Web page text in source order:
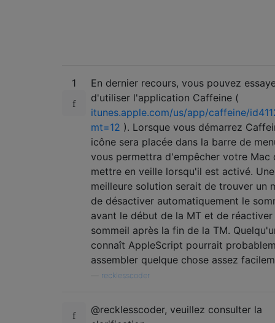
1
En dernier recours, vous pouvez
d'utiliser l'application Caffeine (
itunes.apple.com/us/app/caffeine/
mt=12 ). Lorsque vous démarrez
icône sera placée dans la barre de
vous permettra d'empêcher votre Mac
mettre en veille lorsqu'il est activé. Une
meilleure solution serait de trouver un
de désactiver automatiquement le
avant le début de la MT et de réactiver
sommeil après la fin de la TM.
connaît AppleScript pourrait
assembler quelque chose assez
recklesscoder
@recklesscoder, veuillez consulter la